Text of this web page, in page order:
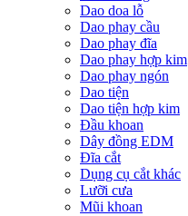
Dao doa lỗ
Dao phay cầu
Dao phay đĩa
Dao phay hợp kim
Dao phay ngón
Dao tiện
Dao tiện hợp kim
Đầu khoan
Dây đồng EDM
Đĩa cắt
Dụng cụ cắt khác
Lưỡi cưa
Mũi khoan